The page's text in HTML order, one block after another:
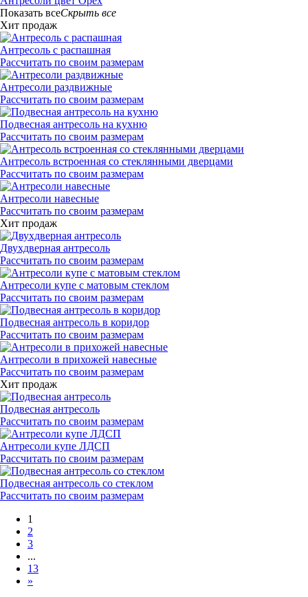
Показать всеСкрыть все
Хит продаж
Антресоль с распашная
Рассчитать по своим размерам
Антресоли раздвижные
Рассчитать по своим размерам
Подвесная антресоль на кухню
Рассчитать по своим размерам
Антресоль встроенная со стеклянными дверцами
Рассчитать по своим размерам
Антресоли навесные
Рассчитать по своим размерам
Хит продаж
Двухдверная антресоль
Рассчитать по своим размерам
Антресоли купе с матовым стеклом
Рассчитать по своим размерам
Подвесная антресоль в коридор
Рассчитать по своим размерам
Антресоли в прихожей навесные
Рассчитать по своим размерам
Хит продаж
Подвесная антресоль
Рассчитать по своим размерам
Антресоли купе ЛДСП
Рассчитать по своим размерам
Подвесная антресоль со стеклом
Рассчитать по своим размерам
1
2
3
...
13
»